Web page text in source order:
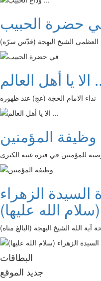
حضرة الحبيب
العظمى الشيخ البهجة (قدّس سرّه)
...
نداء الامام الحجة (عج) عند ظهوره
وظيفة المؤمنين
للمؤمنين في فترة غيبة الكبرى
السيدة الزهراء
(سلام الله عليها)
الله الشيخ البهجة (البالغ مناه)
البطاقات
جديد الموقع